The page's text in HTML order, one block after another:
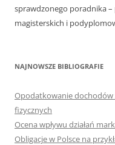
sprawdzonego poradnika –
magisterskich i
NAJNOWSZE BIBLIOGRAFIE
Opodatkowanie dochodów
fizycznych
Ocena wpływu działań
Obligacje w Polsce na